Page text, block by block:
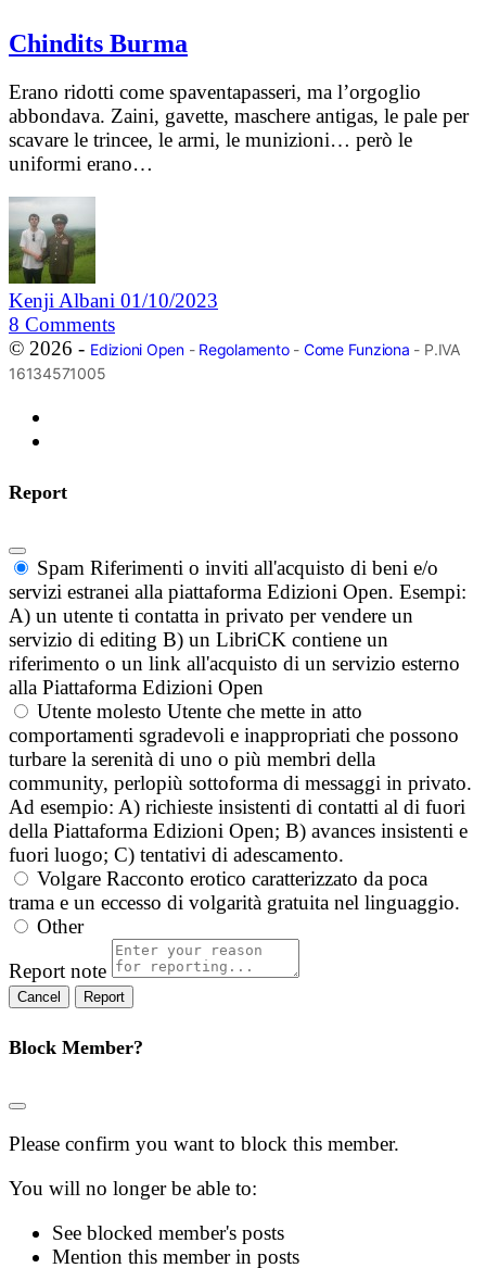
Chindits Burma
Erano ridotti come spaventapasseri, ma l’orgoglio
abbondava. Zaini, gavette, maschere antigas, le pale per
scavare le trincee, le armi, le munizioni… però le
uniformi erano…
Kenji Albani 01/10/2023
8 Comments
© 2026 - Edizioni Open- Regolamento- Come Funziona - P.IVA
16134571005
Report
Spam Riferimenti o inviti all'acquisto di beni e/o
servizi estranei alla piattaforma Edizioni Open. Esempi:
A) un utente ti contatta in privato per vendere un
servizio di editing B) un LibriCK contiene un
riferimento o un link all'acquisto di un servizio esterno
alla Piattaforma Edizioni Open
Utente molesto Utente che mette in atto
comportamenti sgradevoli e inappropriati che possono
turbare la serenità di uno o più membri della
community, perlopiù sottoforma di messaggi in privato.
Ad esempio: A) richieste insistenti di contatti al di fuori
della Piattaforma Edizioni Open; B) avances insistenti e
fuori luogo; C) tentativi di adescamento.
Volgare Racconto erotico caratterizzato da poca
trama e un eccesso di volgarità gratuita nel linguaggio.
Other
Report note
Report
Block Member?
Please confirm you want to block this member.
You will no longer be able to:
See blocked member's posts
Mention this member in posts